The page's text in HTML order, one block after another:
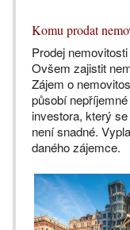
Komu prodat
Prodej
Ovšem zajistit
Zájem o
působí
investora, který
není snadné.
daného zájemce.